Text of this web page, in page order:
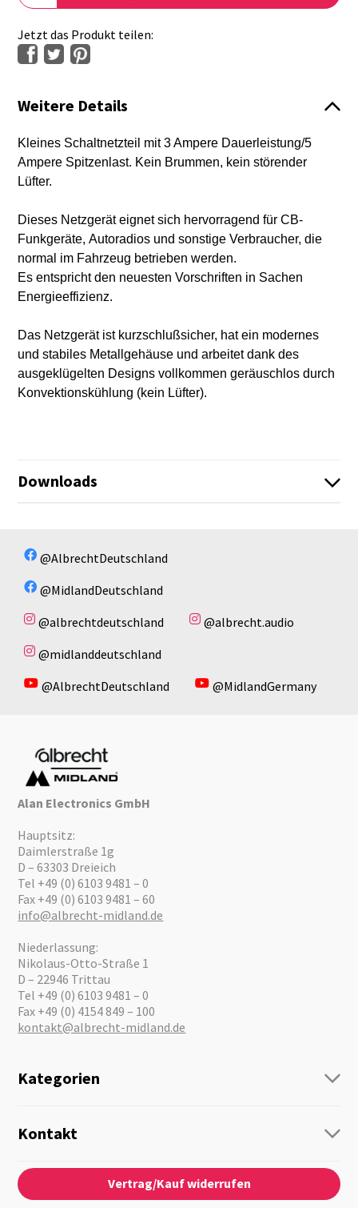
Jetzt das Produkt teilen:
Weitere Details
Kleines Schaltnetzteil mit 3 Ampere Dauerleistung/5
Ampere Spitzenlast. Kein Brummen, kein störender
Lüfter.
Dieses Netzgerät eignet sich hervorragend für CB-
Funkgeräte, Autoradios und sonstige Verbraucher, die
normal im Fahrzeug betrieben werden.
Es entspricht den neuesten Vorschriften in Sachen
Energieeffizienz.
Das Netzgerät ist kurzschlußsicher, hat ein modernes
und stabiles Metallgehäuse und arbeitet dank des
ausgeklügelten Designs vollkommen geräuschlos durch
Konvektionskühlung (kein Lüfter).
Downloads
@AlbrechtDeutschland
@MidlandDeutschland
@albrechtdeutschland
@albrecht.audio
@midlanddeutschland
@AlbrechtDeutschland
@MidlandGermany
Alan Electronics GmbH
Hauptsitz:
Daimlerstraße 1g
D – 63303 Dreieich
Tel +49 (0) 6103 9481 – 0
Fax +49 (0) 6103 9481 – 60
info@albrecht-midland.de
Niederlassung:
Nikolaus-Otto-Straße 1
D – 22946 Trittau
Tel +49 (0) 6103 9481 – 0
Fax +49 (0) 4154 849 – 100
kontakt@albrecht-midland.de
Kategorien
Personenführung
Audio
Notfallvorsorge
Kontakt
Kontaktformular
Über Uns
News
Vertrag/Kauf widerrufen